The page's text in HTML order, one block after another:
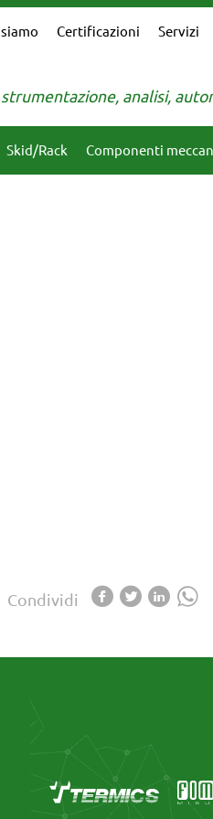
Certificazioni Servizi
analisi,
Skid/Rack Componenti
Condividi